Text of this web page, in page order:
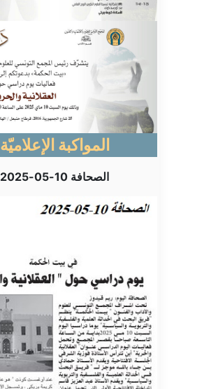
المواكبة الإعلاميّة
الصحافة 10-05-2025